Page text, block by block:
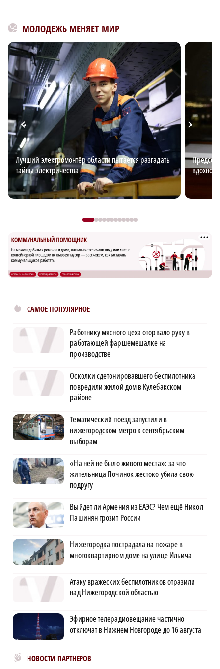
МОЛОДЕЖЬ МЕНЯЕТ МИР
Лучший электромонтёр области пытается разгадать
тайны электричества
САМОЕ ПОПУЛЯРНОЕ
Работнику мясного цеха оторвало руку в
работающей фаршемешалке на
производстве
Осколки сдетонировавшего беспилотника
повредили жилой дом в Кулебакском
районе
Тематический поезд запустили в
нижегородском метро к сентябрьским
выборам
«На ней не было живого места»: за что
жительница Починок жестоко убила свою
подругу
Выйдет ли Армения из ЕАЭС? Чем ещё Никол
Пашинян грозит России
Нижегородка пострадала на пожаре в
многоквартирном доме на улице Ильича
Атаку вражеских беспилотников отразили
над Нижегородской областью
Эфирное телерадиовещание частично
отключат в Нижнем Новгороде до 16 августа
НОВОСТИ ПАРТНЕРОВ
Новости МирТесен